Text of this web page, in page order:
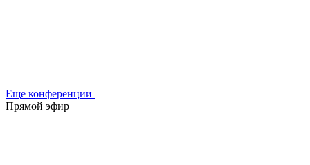
Еще конференции
Прямой эфир